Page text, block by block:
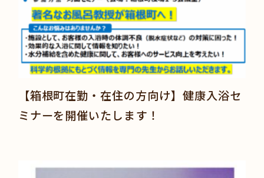
【箱根町在勤・在住の方向け】健康入浴セ
ミナーを開催いたします！